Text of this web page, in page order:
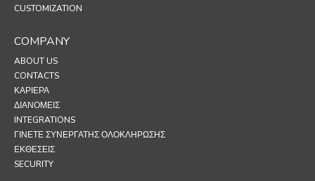
CUSTOMIZATION
COMPANY
ABOUT US
CONTACTS
ΚΑΡΙΈΡΑ
ΔΙΑΝΟΜΕΊΣ
INTEGRATIONS
ΓΊΝΕΤΕ ΣΥΝΕΡΓΆΤΗΣ ΟΛΟΚΛΉΡΩΣΗΣ
ΕΚΘΕΣΕΙΣ
SECURITY